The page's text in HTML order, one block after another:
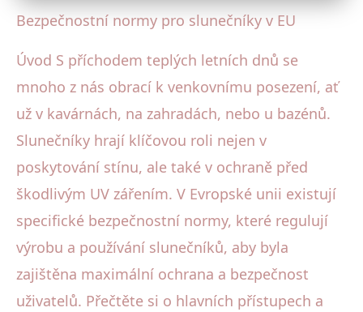
Jak Vybrat Bezpečný Slunečník
4. 7. 2025 · 4 min čtení · Autor: Lucie Hrubá
Bezpečnostní normy pro slunečníky v EU
Úvod S příchodem teplých letních dnů se
mnoho z nás obrací k venkovnímu posezení, ať
už v kavárnách, na zahradách, nebo u bazénů.
Slunečníky hrají klíčovou roli nejen v
poskytování stínu, ale také v ochraně před
škodlivým UV zářením. V Evropské unii existují
specifické bezpečnostní normy, které regulují
výrobu a používání slunečníků, aby byla
zajištěna maximální ochrana a bezpečnost
uživatelů. Přečtěte si o hlavních přístupech a